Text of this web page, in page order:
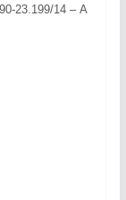
23.199/14 – A